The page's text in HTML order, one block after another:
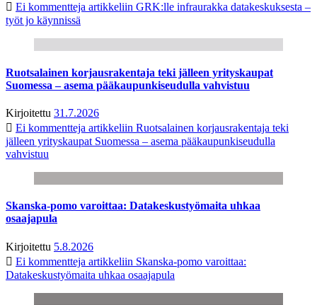
Ei kommentteja artikkeliin GRK:lle infraurakka datakeskuksesta –
työt jo käynnissä
Ruotsalainen korjausrakentaja teki jälleen yrityskaupat
Suomessa – asema pääkaupunkiseudulla vahvistuu
Kirjoitettu 31.7.2026
Ei kommentteja artikkeliin Ruotsalainen korjausrakentaja teki
jälleen yrityskaupat Suomessa – asema pääkaupunkiseudulla
vahvistuu
Skanska-pomo varoittaa: Datakeskustyömaita uhkaa
osaajapula
Kirjoitettu 5.8.2026
Ei kommentteja artikkeliin Skanska-pomo varoittaa:
Datakeskustyömaita uhkaa osaajapula